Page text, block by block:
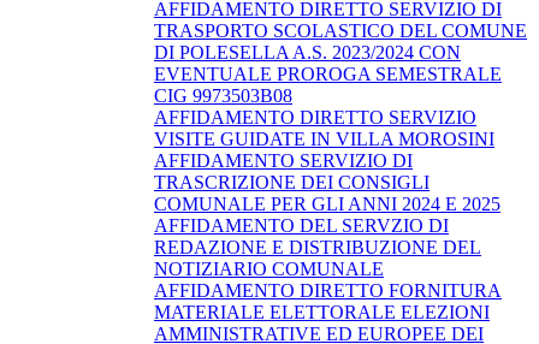
AFFIDAMENTO DIRETTO SERVIZIO DI
TRASPORTO SCOLASTICO DEL COMUNE
DI POLESELLA A.S. 2023/2024 CON
EVENTUALE PROROGA SEMESTRALE
CIG 9973503B08
AFFIDAMENTO DIRETTO SERVIZIO
VISITE GUIDATE IN VILLA MOROSINI
AFFIDAMENTO SERVIZIO DI
TRASCRIZIONE DEI CONSIGLI
COMUNALE PER GLI ANNI 2024 E 2025
AFFIDAMENTO DEL SERVZIO DI
REDAZIONE E DISTRIBUZIONE DEL
NOTIZIARIO COMUNALE
AFFIDAMENTO DIRETTO FORNITURA
MATERIALE ELETTORALE ELEZIONI
AMMINISTRATIVE ED EUROPEE DEI